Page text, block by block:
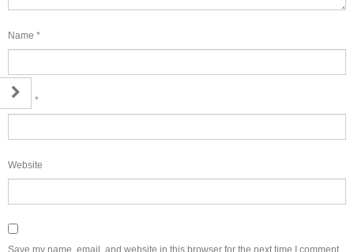
Name *
Email *
Website
Save my name, email, and website in this browser for the next time I comment.